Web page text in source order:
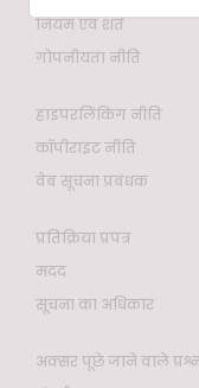
नियम एवं शर्तें
गोपनीयता नीति
हाइपरलिंकिंग नीति
कॉपीराइट नीति
वेब सूचना प्रबंधक
प्रतिक्रिया प्रपत्र
मदद
सूचना का अधिकार
अक्सर पूछे जाने वाले